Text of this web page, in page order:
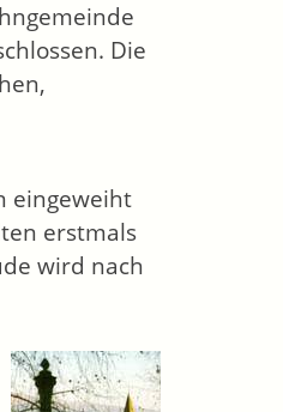
Die
eingeweiht
erstmals
wird nach